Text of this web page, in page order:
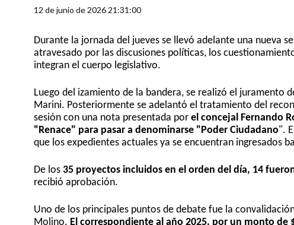
12 de junio de 2026 21:31:00
Durante la jornada del jueves se llevó adelante una nueva
atravesado por las discusiones políticas, los
integran el cuerpo legislativo.
Luego del izamiento de la bandera, se realizó el juramento
Marini. Posteriormente se adelantó el tratamiento del
sesión con una nota presentada por el concejal Fernando
"Renace" para pasar a denominarse "Poder Ciudadano".
que los expedientes actuales ya se encuentran ingresados
De los 35 proyectos incluidos en el orden del día, 14
recibió aprobación.
Uno de los principales puntos de debate fue la
Molino. El correspondiente al año 2025, por un monto de